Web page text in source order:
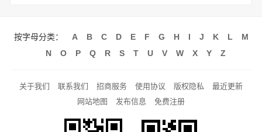
按字母分类： A B C D E F G H I J K L
M
N
O P Q R S T U V W X Y Z
关于我们 联系我们 招商服务 使用协议 版权隐私
最近更新
网站地图
发布信息 免费注册